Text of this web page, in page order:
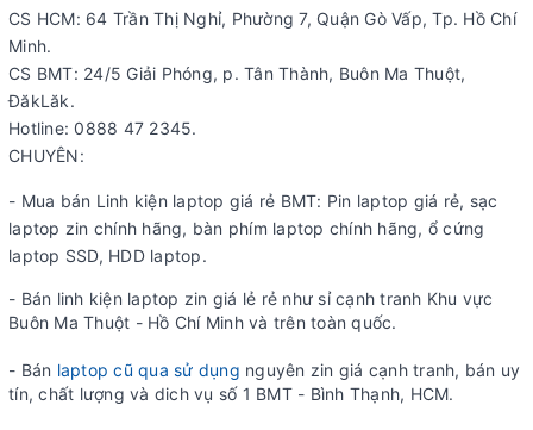
CS HCM: 64 Trần Thị Nghỉ, Phường 7, Quận Gò Vấp, Tp. Hồ Chí
Minh.
CS BMT: 24/5 Giải Phóng, p. Tân Thành, Buôn Ma Thuột,
ĐăkLăk.
Hotline: 0888 47 2345.
CHUYÊN:
- Mua bán Linh kiện laptop giá rẻ BMT: Pin laptop giá rẻ, sạc
laptop zin chính hãng, bàn phím laptop chính hãng, ổ cứng
laptop SSD, HDD laptop.
- Bán linh kiện laptop zin giá lẻ rẻ như sỉ cạnh tranh Khu vực
Buôn Ma Thuột - Hồ Chí Minh và trên toàn quốc.
- Bán laptop cũ qua sử dụng nguyên zin giá cạnh tranh, bán uy
tín, chất lượng và dich vụ số 1 BMT - Bình Thạnh, HCM.